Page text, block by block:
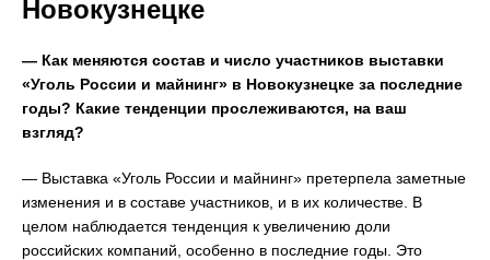
Новокузнецке
— Как меняются состав и число участников выставки
«Уголь России и майнинг» в Новокузнецке за последние
годы? Какие тенденции прослеживаются, на ваш
взгляд?
— Выставка «Уголь России и майнинг» претерпела заметные
изменения и в составе участников, и в их количестве. В
целом наблюдается тенденция к увеличению доли
российских компаний, особенно в последние годы. Это